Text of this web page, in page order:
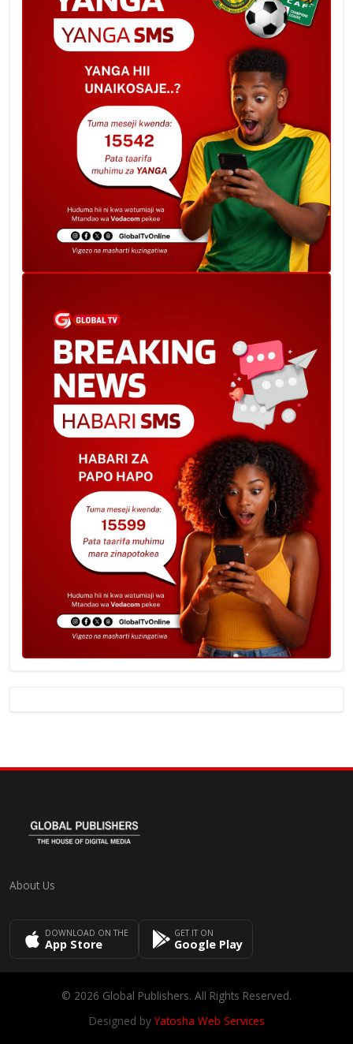
About Us
DOWNLOAD ON THE
App Store
GET IT ON
Google Play
© 2026 Global Publishers. All Rights Reserved.
Designed byYatosha Web Services